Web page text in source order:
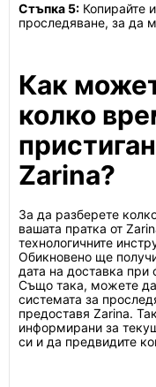
Стъпка 5: Копирайте
проследяване, за да
Как
колко
Zarina?
За да разберете
вашата пратка от
технологичните
Обикновено ще
дата на доставка при
Също така, можете да
системата за
предоставя Zarina.
информирани за
си и да предвидите